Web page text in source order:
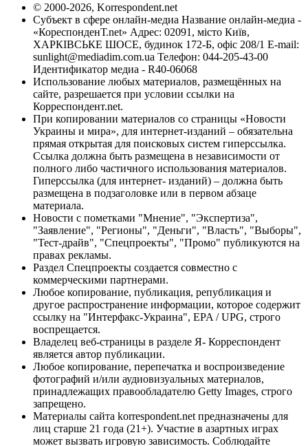
© 2000-2026, Korrespondent.net
Субъект в сфере онлайн-медиа Название онлайн-медиа -
«КореспонденТ.net» Адрес: 02091, місто Київ,
ХАРКІВСЬКЕ ШОСЕ, будинок 172-Б, офіс 208/1 E-mail:
sunlight@mediadim.com.ua Телефон: 044-205-43-00
Идентификатор медиа - R40-06068
Использование любых материалов, размещённых на
сайте, разрешается при условии ссылки на
Корреспондент.net.
При копировании материалов со страницы «Новости
Украины и мира», для интернет-изданий – обязательна
прямая открытая для поисковых систем гиперссылка.
Ссылка должна быть размещена в независимости от
полного либо частичного использования материалов.
Гиперссылка (для интернет- изданий) – должна быть
размещена в подзаголовке или в первом абзаце
материала.
Новости с пометками "Мнение", "Экспертиза",
"Заявление", "Регионы", "Деньги", "Власть", "Выборы",
"Тест-драйв", "Спецпроекты", "Промо" публикуются на
правах рекламы.
Раздел Спецпроекты создается совместно с
коммерческими партнерами.
Любое копирование, публикация, републикация и
другое распространение информации, которое содержит
ссылку на "Интерфакс-Украина", EPA / UPG, строго
воспрещается.
Владелец веб-страницы в разделе Я- Корреспондент
является автор публикации.
Любое копирование, перепечатка и воспроизведение
фотографий и/или аудиовизуальных материалов,
принадлежащих правообладателю Getty Images, строго
запрещено.
Материалы сайта korrespondent.net предназначены для
лиц старше 21 года (21+). Участие в азартных играх
может вызвать игровую зависимость. Соблюдайте